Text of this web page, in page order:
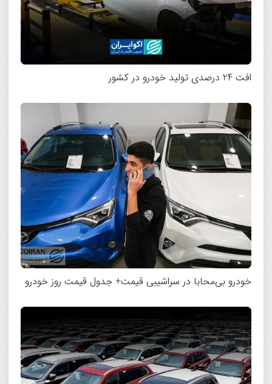
افت 24 درصدی تولید خودرو در کشور
خودرو بی‌محابا در سراشیبی قیمت+ جدول قیمت روز خودرو